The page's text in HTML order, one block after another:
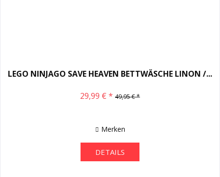
LEGO NINJAGO SAVE HEAVEN BETTWÄSCHE LINON /...
29,99 € * 49,95 € *
Merken
DETAILS